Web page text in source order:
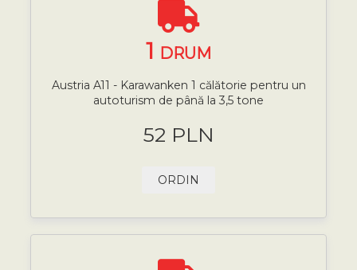
1 DRUM
Austria A11 - Karawanken 1 călătorie pentru un
autoturism de până la 3,5 tone
52 PLN
ORDIN